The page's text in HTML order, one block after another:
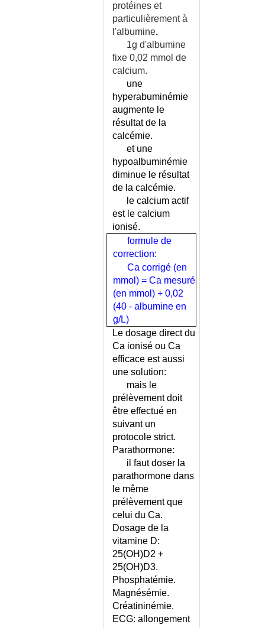
INCONTINENCE URINAIRE
INCONTINENCE URINAIRE
INCONTINENCE URINAIRE OU
INCONTINENTIA PIGMENTI
INDEX DE PRESSION
INDICE DE LEQUESNE
INEGALITE DE LONGUEUR DES
MEMBRES INFERIEURS
INFARCTUS DU REIN
INFECTION - IDENTIFICATION
INFECTION A CLOSTRIDIUM
INFECTION A HELICOBACTER
INFECTION A HEMOPHILUS
INFECTION A PAPILLOMAVIRUS
INFECTION DU POST-PARTUM
INFECTION DU TISSU
CELLULAIRE SOUS-CUTANE
INFECTION GENITALE DE
INFECTION GENITALE HAUTE
INFECTION NOSOCOMIALE
INFECTION OU ALLERGIE
INFECTION SUR PROTHESE
INFECTION URINAIRE CHEZ
INFECTION URINAIRE CHEZ
INFECTION URINAIRE CHEZ LA
INFECTION URINAIRE CHEZ LE
INFECTIONS EMERGENTES
protéines et
particulièrement à
l'albumine.
1g d'albumine
fixe 0,02 mmol de
calcium.
une
hyperabuminémie
augmente le
résultat de la
calcémie.
et une
hypoalbuminémie
diminue le résultat
de la calcémie.
le calcium actif
est le calcium
ionisé.
formule de
correction:
Ca corrigé (en
mmol) = Ca mesuré
(en mmol) + 0,02
(40 - albumine en
g/L)
Le dosage direct du
Ca ionisé ou Ca
efficace est aussi
une solution:
mais le
prélèvement doit
être effectué en
suivant un
protocole strict.
Parathormone:
il faut doser la
parathormone dans
le même
prélèvement que
celui du Ca.
Dosage de la
vitamine D:
25(OH)D2 +
25(OH)D3.
Phosphatémie.
Magnésémie.
Créatininémie.
ECG: allongement